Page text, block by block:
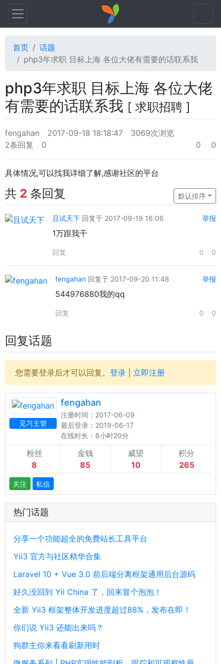
首页
话题
php3年求职 目标上海 各位大佬有需要的话联系我
php3年求职 目标上海 各位大佬
有需要的话联系我 [ 求职招聘 ]
fengahan 2017-09-18 18:18:47
3069次浏览
2条回复
0 0 0
具体情况,可以找我详细了解,感谢社区的平台
共 2 条回复 默认排序
且试天下 回复于 2017-09-19 16:06 举报
1万跟我干
回复 0 0
fengahan 回复于 2017-09-20 11:48 举报
544976880我的qq
回复 0 0
回复话题
您需要登录后才可以回复。 登录 立即注册
见习主管
fengahan
注册时间：2017-06-09
最后登录：2019-06-17
在线时长：8小时20分
粉丝
8
金钱
85
威望
10
积分
265
关注 私信
热门话题
分享一个功能超全的免费站长工具平台
Yii3 官方与社区精华合集
Laravel 10 + Vue 3.0 前后端分离框架通用后台源码
好久没回到 Yii China 了，回来冒个泡泡！
全新 Yii3 框架整体开发进度超过88%，发布在即！
你们说 Yii3 还能出来吗？
狗群主你来看看刷新用时